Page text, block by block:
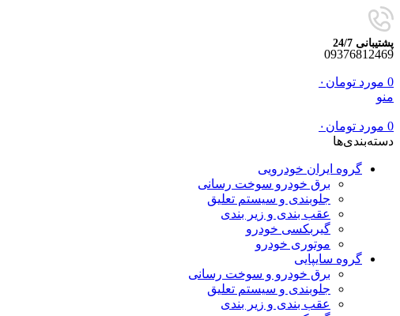
پشتیبانی 24/7
09376812469
0 مورد تومان ۰
منو
0 مورد تومان ۰
دسته‌بندی‌ها
گروه ایران خودرویی
برق خودرو سوخت رسانی
جلوبندی و سیستم تعلیق
عقب بندی و زیر بندی
گیربکسی خودرو
موتوری خودرو
گروه سایپایی
برق خودرو و سوخت رسانی
جلوبندی و سیستم تعلیق
عقب بندی و زیر بندی